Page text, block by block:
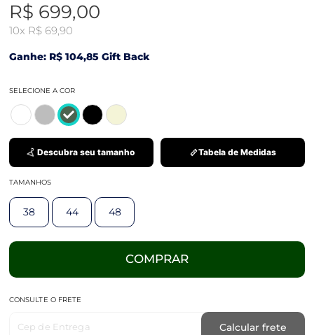
R$ 699,00
10x R$ 69,90
Ganhe: R$ 104,85 Gift Back
SELECIONE A COR
Descubra seu tamanho Tabela de Medidas
TAMANHOS
38 44 48
COMPRAR
CONSULTE O FRETE
Cep de Entrega Calcular frete